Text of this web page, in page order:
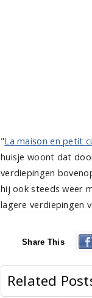
"La maison en petit
huisje woont dat
verdiepingen
hij ook steeds weer
lagere verdiepingen
Share This
Related